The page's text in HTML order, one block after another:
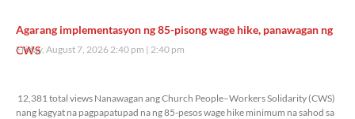
Agarang implementasyon ng 85-pisong wage hike, panawagan ng
CWS
Friday, August 7, 2026 2:40 pm 2:40 pm
12,381 total views Nanawagan ang Church People–Workers Solidarity (CWS)
nang kagyat na pagpapatupad na ng 85-pesos wage hike minimum na sahod sa